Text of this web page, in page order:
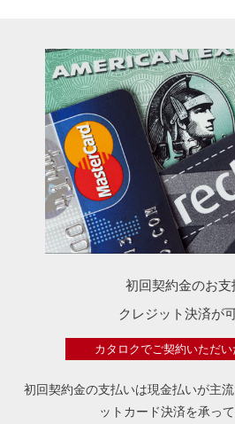
初回契約金のお支
クレジット決済が
カタロクでご契約いただ
初回契約金の支払いは現金払いが主流
ットカード決済を承って